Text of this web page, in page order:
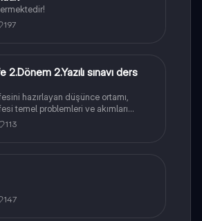
197
2.Dönem 2.Yazılı sınavı ders
hazırlayan düşünce ortamı,
temel problemleri ve akımları
113
147